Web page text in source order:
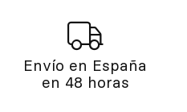
Envío en España
en 48 horas